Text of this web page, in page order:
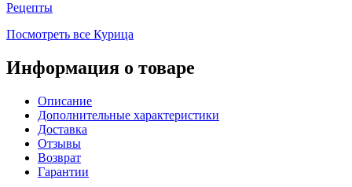
Рецепты
Посмотреть все Курица
Информация о товаре
Описание
Дополнительные характеристики
Доставка
Отзывы
Возврат
Гарантии